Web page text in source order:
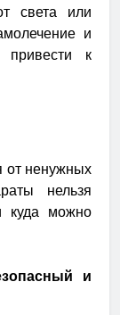
света или
и
привести к
от ненужных
нельзя
куда можно
и